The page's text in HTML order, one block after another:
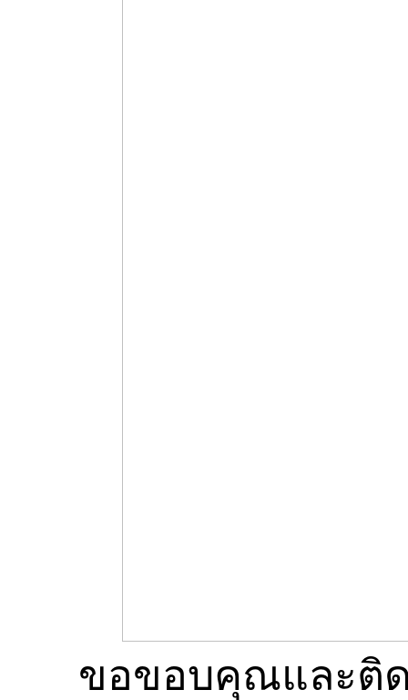
ขอขอบคุณและติ